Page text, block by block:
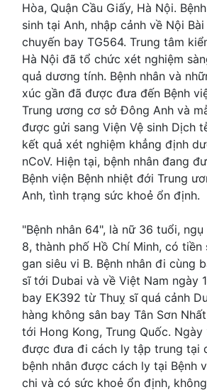
Hòa, Quận Cầu Giấy, Hà Nội.
sinh tại Anh, nhập cảnh về Nội
chuyến bay TG564. Trung tâm
Hà Nội đã tổ chức xét nghiệm
quả dương tính. Bệnh nhân và
xúc gần đã được đưa đến Bệnh
Trung ương cơ sở Đông Anh và
được gửi sang Viện Vệ sinh Dịch
kết quả xét nghiệm khẳng định
nCoV. Hiện tại, bệnh nhân đang
Bệnh viện Bệnh nhiệt đới Trung
Anh, tình trạng sức khoẻ ổn định.
"Bệnh nhân 64", là nữ 36 tuổi,
8, thành phố Hồ Chí Minh, có tiền
gan siêu vi B. Bệnh nhân đi cùng
sĩ tới Dubai và về Việt Nam ngày
bay EK392 từ Thuỵ sĩ quá cảnh
hàng không sân bay Tân Sơn
tới Hong Kong, Trung Quốc. Ngày
được đưa đi cách ly tập trung tại
bệnh nhân được cách ly tại Bệnh
chi và có sức khoẻ ổn định,